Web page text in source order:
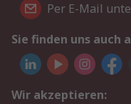
Per E-Mail
Sie finden uns auch
Wir akzeptieren: